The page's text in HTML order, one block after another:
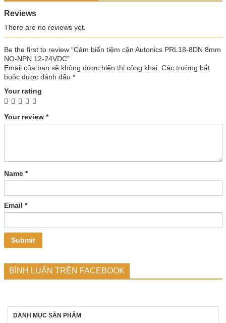
Reviews
There are no reviews yet.
Be the first to review “Cảm biến tiệm cận Autonics PRL18-8DN 8mm
NO-NPN 12-24VDC”
Email của bạn sẽ không được hiển thị công khai. Các trường bắt
buộc được đánh dấu *
Your rating
Your review *
Name *
Email *
BÌNH LUẬN TRÊN FACEBOOK
DANH MỤC SẢN PHẨM